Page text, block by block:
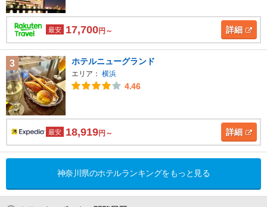
最安 17,700円～ 詳細
3 ホテルニューグランド
エリア： 横浜
4.46
最安 18,919円～ 詳細
神奈川県のホテルランキングをもっと見る